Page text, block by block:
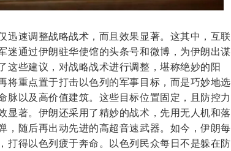
迅速调整战略战术，而且效果显著。这其中，互联
迷通过伊朗驻华使馆的头条号和微博，为伊朗出谋
这些建议，对战略战术进行调整，堪称绝妙的阳
将重点置于打击以色列的军事目标，而是巧妙地选
脉以及高价值建筑。这些目标位置固定，且防控力
显著。伊朗还采用了精妙的战术，先用无人机和落
，随后再出动先进的高超音速武器。如今，伊朗每
打得以色列疲于奔命。以色列民众每日不是躲在防